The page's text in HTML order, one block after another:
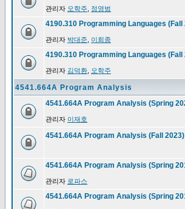
관리자 오학주 정영범
4190.310 Programming Languages (Fall
관리자 박대준 이희종
4190.310 Programming Languages (Fall
관리자 김덕환 오학주
4541.664A Program Analysis
4541.664A Program Analysis (Spring
관리자 이재호
4541.664A Program Analysis (Fall 2023)
4541.664A Program Analysis (Spring
관리자 로파스
4541.664A Program Analysis (Spring